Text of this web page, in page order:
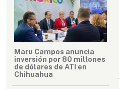
Maru Campos anuncia
inversión por 80 millones
de dólares de ATI en
Chihuahua